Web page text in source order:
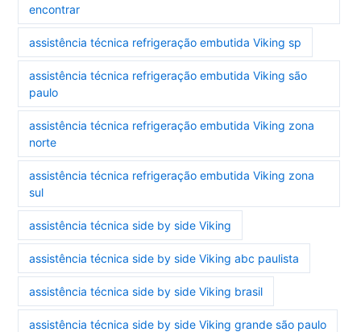
encontrar
assistência técnica refrigeração embutida Viking sp
assistência técnica refrigeração embutida Viking são
paulo
assistência técnica refrigeração embutida Viking zona
norte
assistência técnica refrigeração embutida Viking zona
sul
assistência técnica side by side Viking
assistência técnica side by side Viking abc paulista
assistência técnica side by side Viking brasil
assistência técnica side by side Viking grande são paulo